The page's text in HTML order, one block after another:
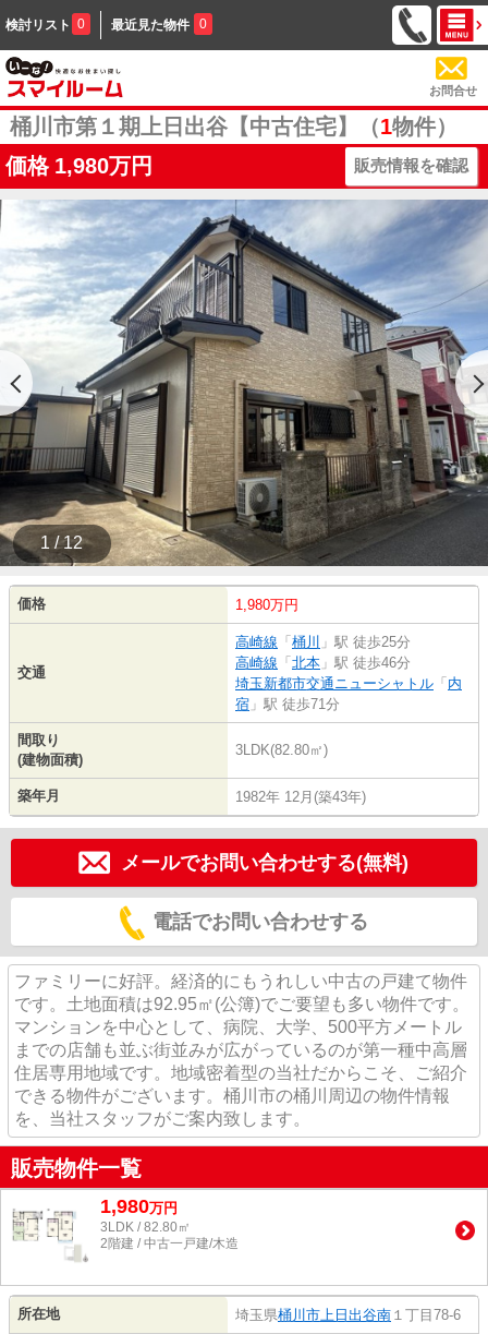
検討リスト 0 最近見た物件 0
お問合せ
桶川市第１期上日出谷【中古住宅】（1物件）
価格 1,980万円 販売情報を確認
1 / 12
価格 1,980万円
交通
高崎線 「 桶川 」駅 徒歩25分
高崎線 「 北本 」駅 徒歩46分
埼玉新都市交通ニューシャトル 「 内
宿 」駅 徒歩71分
間取り
(建物面積)
3LDK(82.80㎡)
築年月 1982年 12月(築43年)
メールでお問い合わせする(無料)
電話でお問い合わせする
ファミリーに好評。経済的にもうれしい中古の戸建て物件
です。土地面積は92.95㎡(公簿)でご要望も多い物件です。
マンションを中心として、病院、大学、500平方メートル
までの店舗も並ぶ街並みが広がっているのが第一種中高層
住居専用地域です。地域密着型の当社だからこそ、ご紹介
できる物件がございます。桶川市の桶川周辺の物件情報
を、当社スタッフがご案内致します。
販売物件一覧
1,980万円
3LDK / 82.80㎡
2階建 / 中古一戸建/木造
所在地 埼玉県桶川市上日出谷南 １丁目78-6